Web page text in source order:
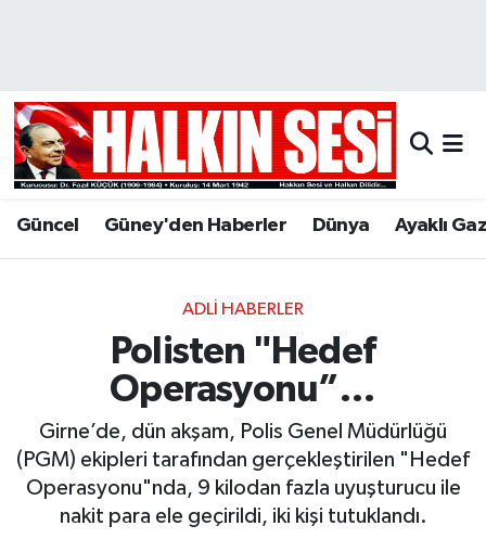
Güncel Güney'den Haberler Dünya Ayaklı
ADLI HABERLER
Polisten "Hedef
Operasyonu”…
Girne’de, dün akşam, Polis Genel Müdürlüğü
(PGM) ekipleri tarafından gerçekleştirilen "Hedef
Operasyonu"nda, 9 kilodan fazla uyuşturucu ile
nakit para ele geçirildi, iki kişi tutuklandı.
Hava Durumu
Trafik Durumu
Tüm Manşetler
Son Dakika Haberleri
Haber Arşivi